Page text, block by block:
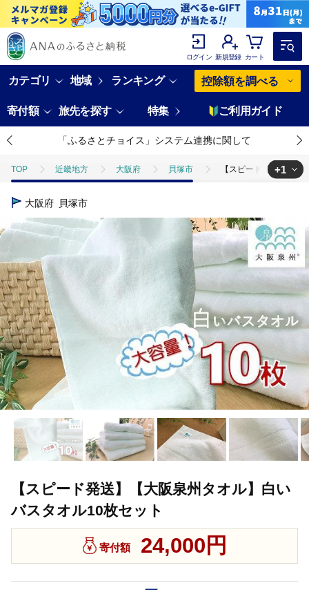
ログイン 新規登録 カート
カテゴリ 地域 ランキング 控除額を調べる
寄付額 旅先を探す 特集 ご利用ガイド
「ふるさとチョイス」システム連携に関して
TOP 近畿地方 大阪府 貝塚市 【スピード発送】【
TOP
+1
大阪府 貝塚市
【スピード発送】【大阪泉州タオル】白い
バスタオル10枚セット
寄付額 24,000円